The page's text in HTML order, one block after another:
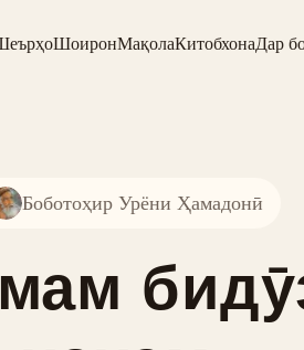
ШоиронМақолаКитобхонаДар
Боботоҳир Урёни Ҳамадонӣ